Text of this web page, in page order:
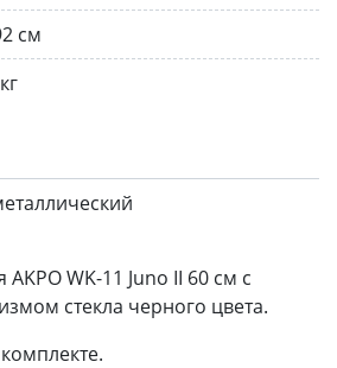
см
WK-11 Juno II 60 см с
стекла черного цвета.